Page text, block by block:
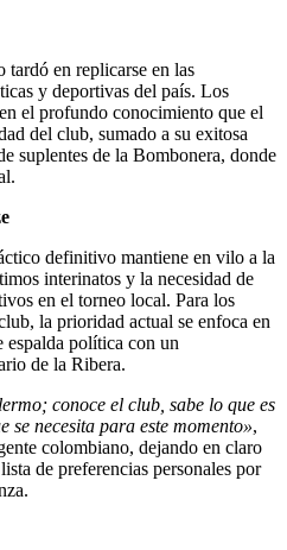
tardó en replicarse en las
y deportivas del país. Los
el profundo conocimiento que el
del club, sumado a su exitosa
suplentes de la Bombonera, donde
definitivo mantiene en vilo a la
interinatos y la necesidad de
en el torneo local. Para los
la prioridad actual se enfoca en
política con un
de la Ribera.
conoce el club, sabe lo que es
se necesita para este momento»,
colombiano, dejando en claro
de preferencias personales por